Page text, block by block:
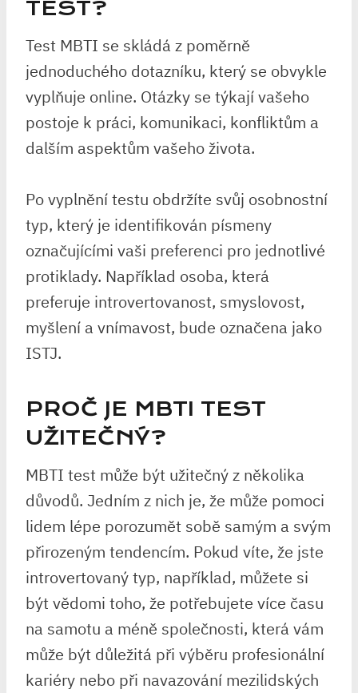
TEST?
Test MBTI se skládá z poměrně
jednoduchého dotazníku, který se obvykle
vyplňuje online. Otázky se týkají vašeho
postoje k práci, komunikaci, konfliktům a
dalším aspektům vašeho života.
Po vyplnění testu obdržíte svůj osobnostní
typ, který je identifikován písmeny
označujícími vaši preferenci pro jednotlivé
protiklady. Například osoba, která
preferuje introvertovanost, smyslovost,
myšlení a vnímavost, bude označena jako
ISTJ.
PROČ JE MBTI TEST
UŽITEČNÝ?
MBTI test může být užitečný z několika
důvodů. Jedním z nich je, že může pomoci
lidem lépe porozumět sobě samým a svým
přirozeným tendencím. Pokud víte, že jste
introvertovaný typ, například, můžete si
být vědomi toho, že potřebujete více času
na samotu a méně společnosti, která vám
může být důležitá při výběru profesionální
kariéry nebo při navazování mezilidských